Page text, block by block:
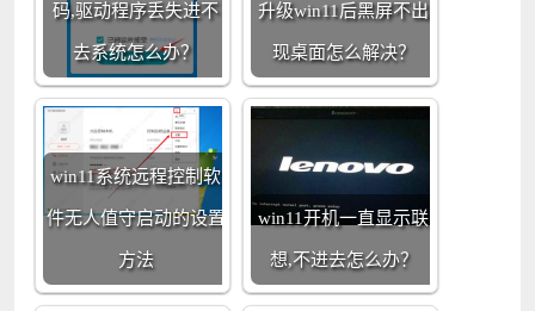
码,驱动程序丢失进不
去系统怎么办？
升级win11后黑屏不出
现桌面怎么解决？
win11系统远程控制软
件无人值守启动的设置
方法
win11开机一直显示联
想,不进去怎么办？
Win11系统安卓子系统